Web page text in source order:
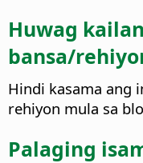
Huwag
bansa/
Hindi kasama ang
rehiyon mula sa
Palaging